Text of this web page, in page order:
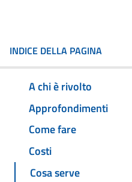
INDICE DELLA PAGINA
A chi è rivolto
Approfondimenti
Come fare
Costi
Cosa serve